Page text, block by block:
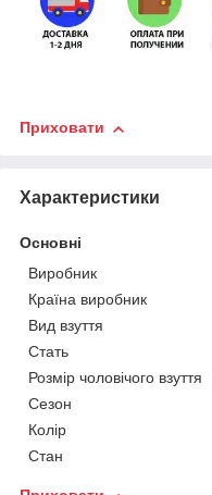
Приховати
Характеристики
Основні
Виробник
Країна виробник
Вид взуття
Стать
Розмір чоловічого взуття
Сезон
Колір
Стан